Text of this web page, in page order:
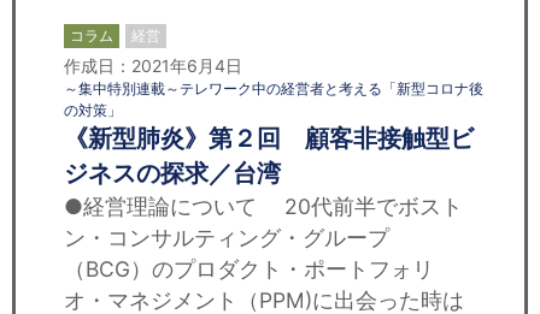
コラム 経営
作成日：2021年6月4日
～集中特別連載～テレワーク中の経営者と考える「新型コロナ後
の対策」
《新型肺炎》第２回 顧客非接触型ビ
ジネスの探求／台湾
●経営理論について 20代前半でボスト
ン・コンサルティング・グループ
（BCG）のプロダクト・ポートフォリ
オ・マネジメント（PPM)に出会った時は